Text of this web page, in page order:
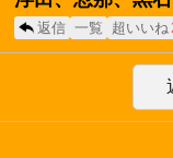
返信 一覧 超いいね